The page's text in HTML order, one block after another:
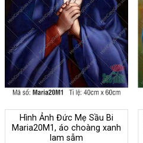
Hình Ảnh Đức Mẹ Sầu Bi
Maria20M1, áo choàng xanh
lam sẫm